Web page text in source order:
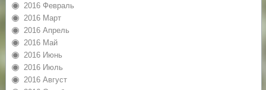
2016 Февраль
2016 Март
2016 Апрель
2016 Май
2016 Июнь
2016 Июль
2016 Август